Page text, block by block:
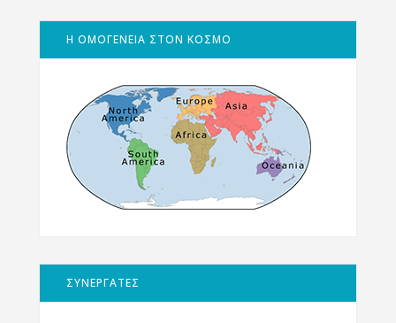
Η ΟΜΟΓΕΝΕΙΑ ΣΤΟΝ ΚΟΣΜΟ
ΣΥΝΕΡΓΑΤΕΣ